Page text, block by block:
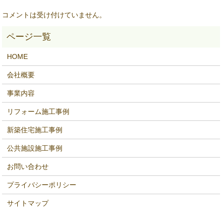
コメントは受け付けていません。
HOME
会社概要
事業内容
リフォーム施工事例
新築住宅施工事例
公共施設施工事例
お問い合わせ
プライバシーポリシー
サイトマップ